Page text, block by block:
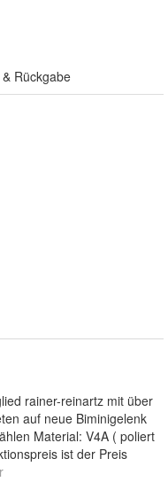
Rückgabe
Verbinder
rainer-reinartz mit über
auf neue Biminigelenk
Material: V4A ( poliert
ist der Preis